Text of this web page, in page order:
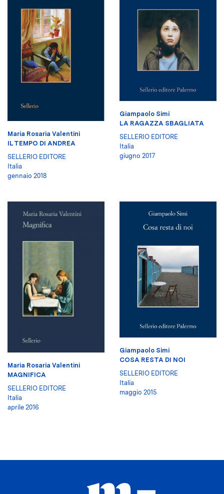
Maria Rosaria Valentini
IL TEMPO DI ANDREA
SELLERIO EDITORE
Italia
gennaio 2018
Giampaolo Simi
LA RAGAZZA SBAGLIATA
SELLERIO EDITORE
Italia
giugno 2017
Maria Rosaria Valentini
MAGNIFICA
SELLERIO EDITORE
Italia
aprile 2016
Giampaolo Simi
COSA RESTA DI NOI
SELLERIO EDITORE
Italia
maggio 2015